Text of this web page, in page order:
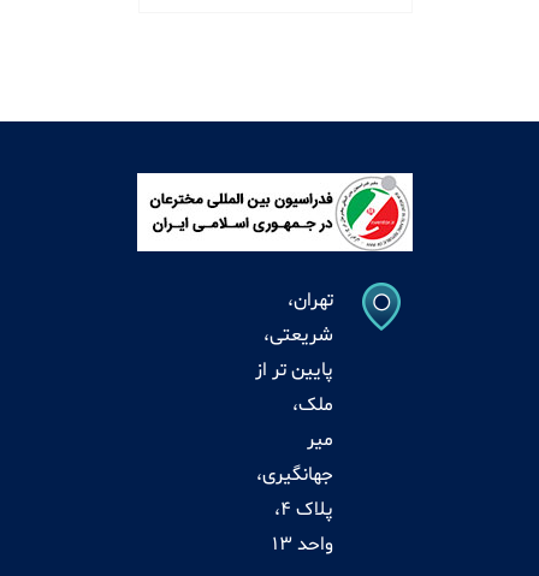
تهران،
شریعتی،
پایین تر از
ملک،
میر
جهانگیری،
پلاک 4،
واحد 13